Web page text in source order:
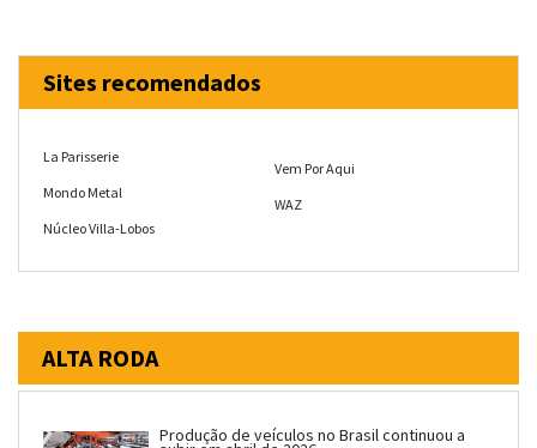
Sites recomendados
La Parisserie
Mondo Metal
Núcleo Villa-Lobos
Vem Por Aqui
WAZ
ALTA RODA
Produção de veículos no Brasil continuou a